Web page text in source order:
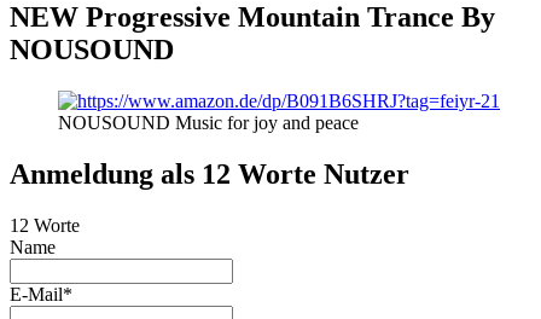
NEW Progressive Mountain Trance By
NOUSOUND
NOUSOUND Music for joy and peace
Anmeldung als 12 Worte Nutzer
12 Worte
Name
E-Mail*